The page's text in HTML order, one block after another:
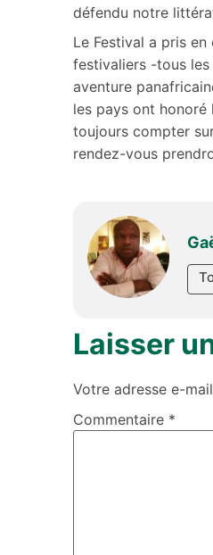
défendu notre
Le Festival a pris
festivaliers -tous
aventure
les pays ont
toujours compter
rendez-vous
Laisser
Votre adresse e-
Commentaire *